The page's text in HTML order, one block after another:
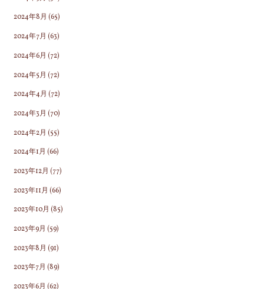
2024年8月 (65)
2024年7月 (63)
2024年6月 (72)
2024年5月 (72)
2024年4月 (72)
2024年3月 (70)
2024年2月 (55)
2024年1月 (66)
2023年12月 (77)
2023年11月 (66)
2023年10月 (85)
2023年9月 (59)
2023年8月 (91)
2023年7月 (89)
2023年6月 (62)